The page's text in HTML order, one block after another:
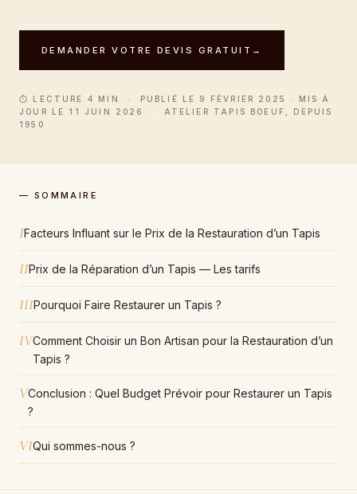
DEMANDER VOTRE DEVIS GRATUIT →
⏱ LECTURE 4 MIN · PUBLIÉ LE 9 FÉVRIER 2025 · MIS À
JOUR LE 11 JUIN 2026 · ATELIER TAPIS BOEUF, DEPUIS
1950
— SOMMAIRE
IFacteurs Influant sur le Prix de la Restauration d’un Tapis
IIPrix de la Réparation d’un Tapis — Les tarifs
IIIPourquoi Faire Restaurer un Tapis ?
IVComment Choisir un Bon Artisan pour la Restauration d’un
Tapis ?
VConclusion : Quel Budget Prévoir pour Restaurer un Tapis
?
VIQui sommes-nous ?